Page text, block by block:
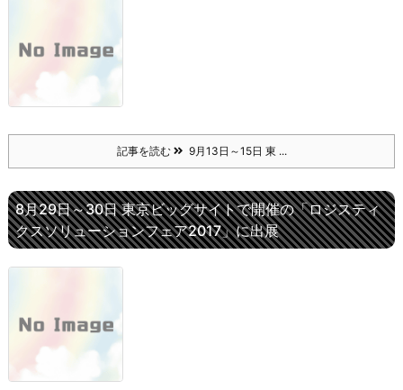
記事を読む 9月13日～15日 東 ...
8月29日～30日 東京ビッグサイトで開催の「ロジスティ
クスソリューションフェア2017」に出展